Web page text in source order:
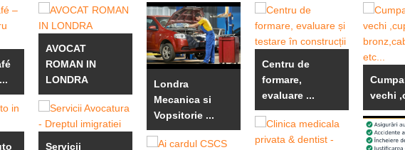
AVOCAT
ROMAN IN
LONDRA
Servicii
Londra
Mecanica si
Vopsitorie ...
Centru de
formare,
evaluare ...
vechi